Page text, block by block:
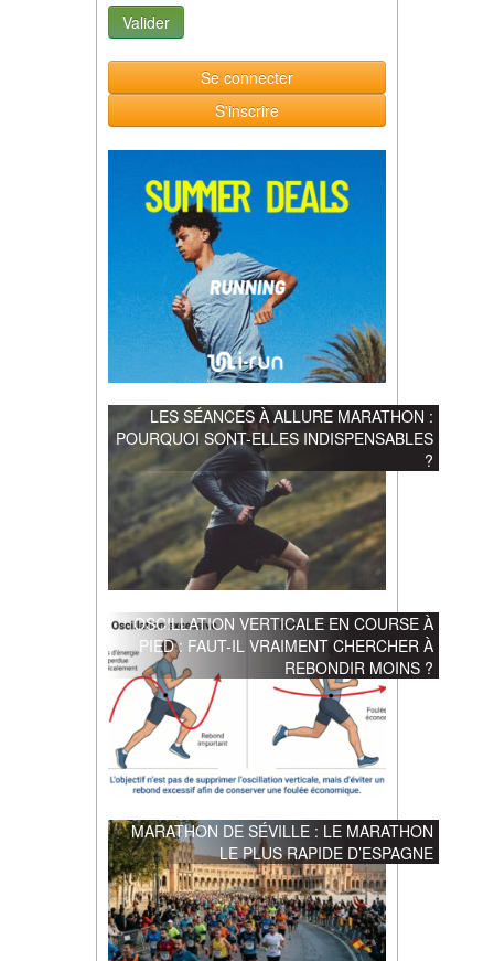
Se connecter
S'inscrire
LES SÉANCES À ALLURE MARATHON :
POURQUOI SONT-ELLES INDISPENSABLES
?
OSCILLATION VERTICALE EN COURSE À
PIED : FAUT-IL VRAIMENT CHERCHER À
REBONDIR MOINS ?
MARATHON DE SÉVILLE : LE MARATHON
LE PLUS RAPIDE D’ESPAGNE